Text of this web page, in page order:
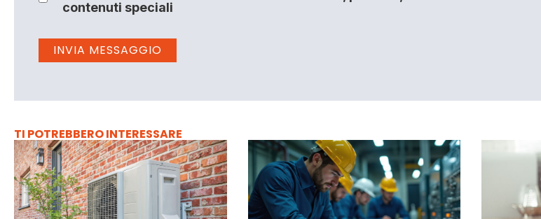
contenuti speciali
TI POTREBBERO INTERESSARE